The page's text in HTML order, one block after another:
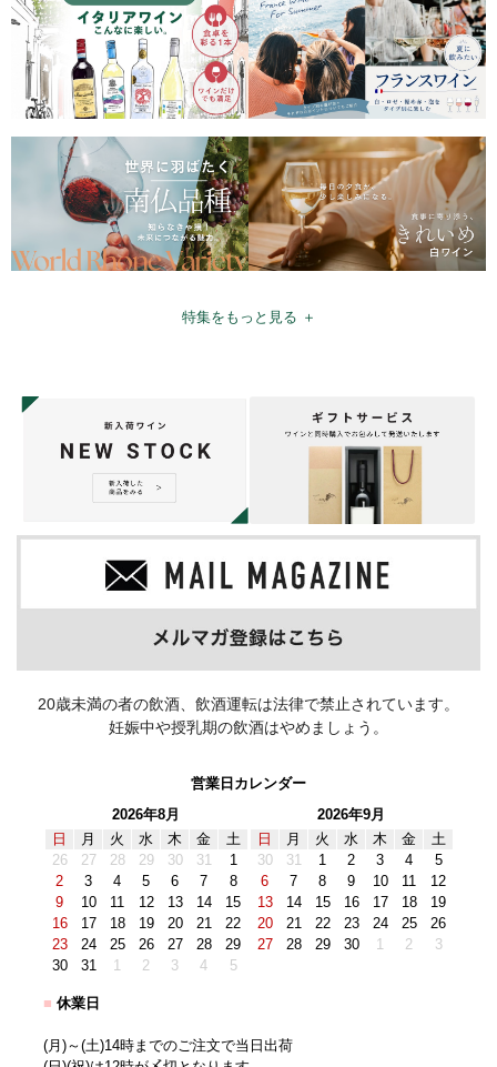
特集をもっと見る ＋
20歳未満の者の飲酒、飲酒運転は法律で禁止されています。
妊娠中や授乳期の飲酒はやめましょう。
営業日カレンダー
2026年8月
日
月 火 水 木 金
土
26
27 28 29 30 31
1
2
3 4 5 6 7
8
9
10 11 12 13 14
15
16
17 18 19 20 21
22
23
24 25 26 27 28
29
30
31 1 2 3 4 5
2026年9月
日
月 火 水 木 金
土
30
31 1 2 3 4
5
6
7 8 9 10 11
12
13
14 15 16 17 18
19
20
21 22 23 24 25
26
27
28 29 30 1 2 3
■ 休業日
(月)～(土)14時までのご注文で当日出荷